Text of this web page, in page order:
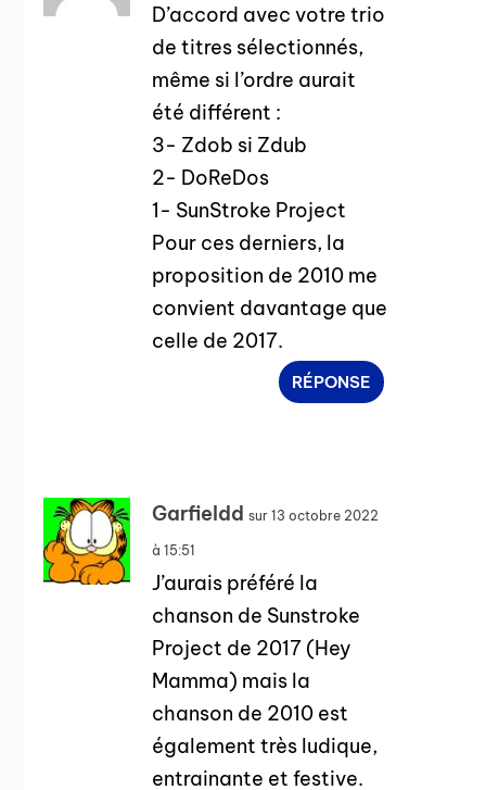
D’accord avec votre trio
de titres sélectionnés,
même si l’ordre aurait
été différent :
3- Zdob si Zdub
2- DoReDos
1- SunStroke Project
Pour ces derniers, la
proposition de 2010 me
convient davantage que
celle de 2017.
RÉPONSE
Garfieldd sur 13 octobre 2022
à 15:51
J’aurais préféré la
chanson de Sunstroke
Project de 2017 (Hey
Mamma) mais la
chanson de 2010 est
également très ludique,
entrainante et festive.